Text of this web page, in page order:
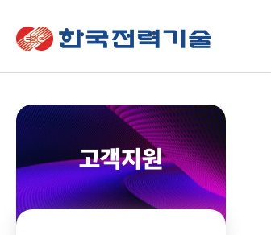
한국전력기술
고객지원